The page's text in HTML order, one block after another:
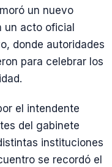
un nuevo
un acto oficial
donde autoridades
para celebrar los
el intendente
del gabinete
instituciones
se recordó el